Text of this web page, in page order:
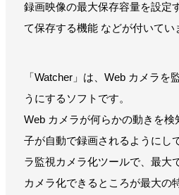
録画映像の最大保存容量を設定
て保存する機能 などが付いてい
「Watcher」は、Web カメラを
うにするソフトです。
Web カメラが何らかの動きを
子が自動で録画されるようにし
ラ監視カメラ化ツールで、最大
カメラ化できるところが最大の